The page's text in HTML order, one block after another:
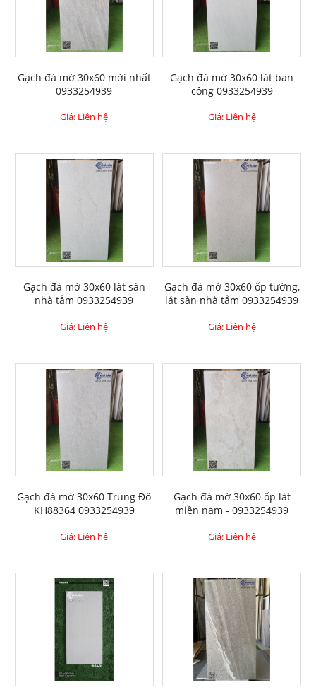
Gạch đá mờ 30x60 mới nhất
0933254939
Giá: Liên hệ
Gạch đá mờ 30x60 lát ban
công 0933254939
Giá: Liên hệ
Gạch đá mờ 30x60 lát sàn
nhà tắm 0933254939
Giá: Liên hệ
Gạch đá mờ 30x60 ốp tường,
lát sàn nhà tắm 0933254939
Giá: Liên hệ
Gạch đá mờ 30x60 Trung Đô
KH88364 0933254939
Giá: Liên hệ
Gạch đá mờ 30x60 ốp lát
miền nam - 0933254939
Giá: Liên hệ